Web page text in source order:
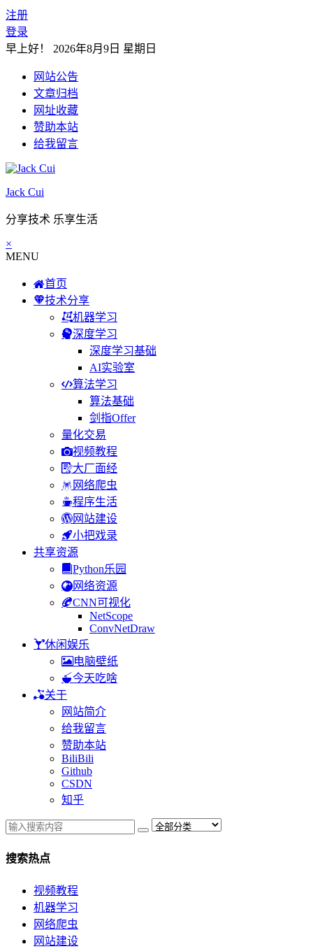
注册
登录
早上好！ 2026年8月9日 星期日
网站公告
文章归档
网址收藏
赞助本站
给我留言
Jack Cui
分享技术 乐享生活
×
MENU
首页
技术分享
机器学习
深度学习
深度学习基础
AI实验室
算法学习
算法基础
剑指Offer
量化交易
视频教程
大厂面经
网络爬虫
程序生活
网站建设
小把戏录
共享资源
Python乐园
网络资源
CNN可视化
NetScope
ConvNetDraw
休闲娱乐
电脑壁纸
今天吃啥
关于
网站简介
给我留言
赞助本站
BiliBili
Github
CSDN
知乎
搜索热点
视频教程
机器学习
网络爬虫
网站建设